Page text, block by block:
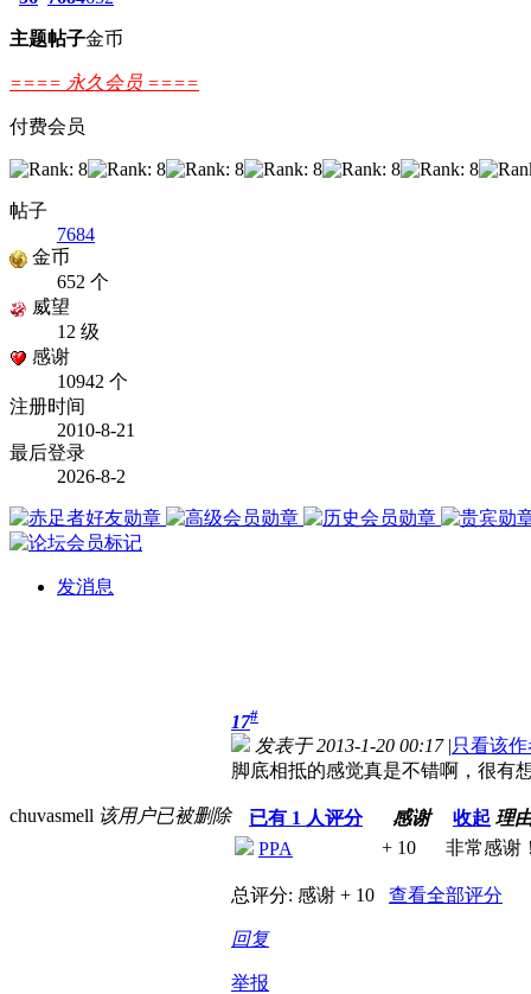
主题帖子金币
==== 永久会员 ====
付费会员
帖子
7684
金币
652 个
威望
12 级
感谢
10942 个
注册时间
2010-8-21
最后登录
2026-8-2
发消息
chuvasmell 该用户已被删除
17#
发表于 2013-1-20 00:17 |只看该
脚底相抵的感觉真是不错啊，很有
已有 1 人评分 感谢 收起 理
PPA
+ 10 非常感谢
总评分: 感谢 + 10 查看全部评分
回复
举报